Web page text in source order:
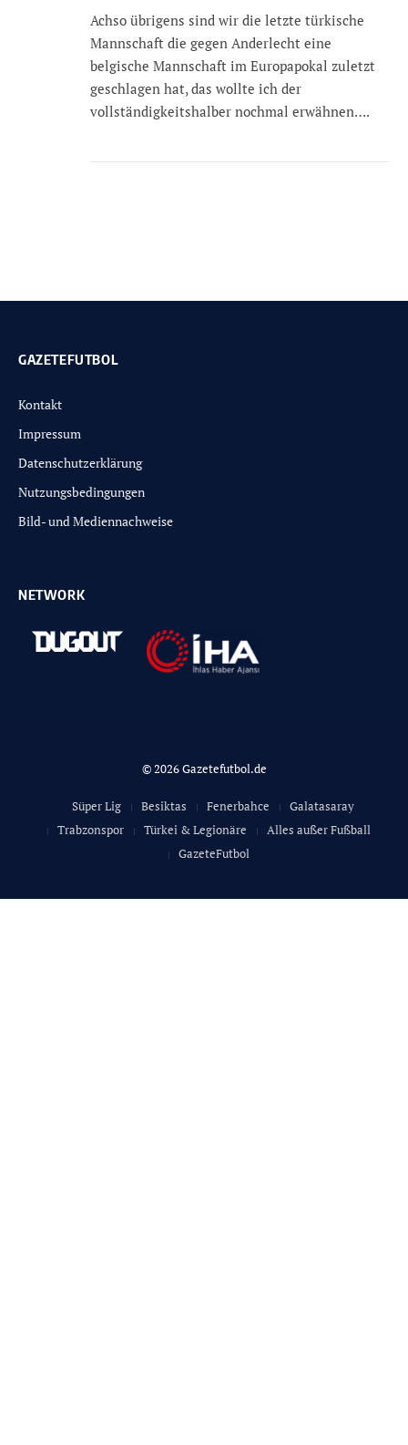
Achso übrigens sind wir die letzte türkische
Mannschaft die gegen Anderlecht eine
belgische Mannschaft im Europapokal zuletzt
geschlagen hat, das wollte ich der
vollständigkeitshalber nochmal erwähnen….
GAZETEFUTBOL
Kontakt
Impressum
Datenschutzerklärung
Nutzungsbedingungen
Bild- und Mediennachweise
NETWORK
© 2026 Gazetefutbol.de
Süper Lig Besiktas Fenerbahce
Galatasaray
Trabzonspor
Türkei & Legionäre
Alles außer Fußball
GazeteFutbol